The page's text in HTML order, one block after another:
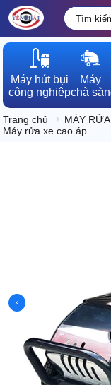
Máy hút bụi
công nghiệp
Máy
chà sàn
Trang chủ MÁY
Máy rửa xe cao áp